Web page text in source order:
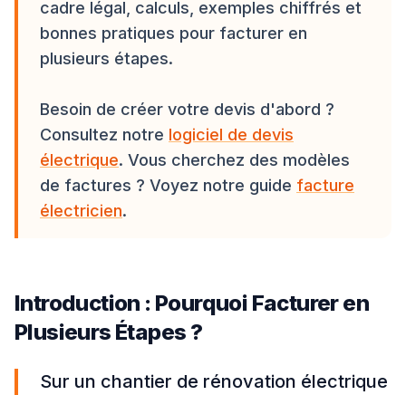
cadre légal, calculs, exemples chiffrés et
bonnes pratiques pour facturer en
plusieurs étapes.
Besoin de créer votre devis d'abord ?
Consultez notre logiciel de devis
électrique. Vous cherchez des modèles
de factures ? Voyez notre guide facture
électricien.
Introduction : Pourquoi Facturer en
Plusieurs Étapes ?
Sur un chantier de rénovation électrique